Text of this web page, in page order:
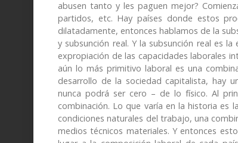
abusen tanto y les paguen mejor?
partidos, etc. Hay países donde estos
dilatadamente, entonces hablamos de la
y subsunción real. Y la subsunción real es
expropiación de las capacidades laborales
aún lo más primitivo laboral es una
desarrollo de la sociedad capitalista, hay
nunca podrá ser cero – de lo físico. Al
combinación. Lo que varía en la historia es
condiciones naturales del trabajo, una
medios técnicos materiales. Y entonces